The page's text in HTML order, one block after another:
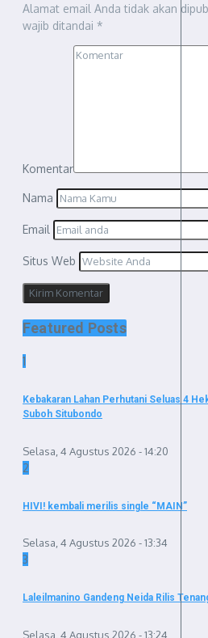
Alamat email Anda tidak akan
wajib ditandai *
Komentar
Nama
Email
Situs Web
Featured Posts
1
Kebakaran Lahan Perhutani Seluas 4
Suboh Situbondo
Selasa, 4 Agustus 2026 - 14:20
2
HIVI! kembali merilis single “MAIN”
Selasa, 4 Agustus 2026 - 13:34
3
Laleilmanino Gandeng Neida Rilis
Selasa, 4 Agustus 2026 - 13:24